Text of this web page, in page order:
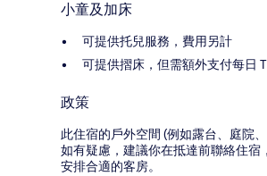
小童及加床
可提供托兒服務，費用另計
可提供摺床，但需額外支付每日
政策
此住宿的戶外空間 (例如露台、庭院
如有疑慮，建議你在抵達前聯絡住宿
安排合適的客房。